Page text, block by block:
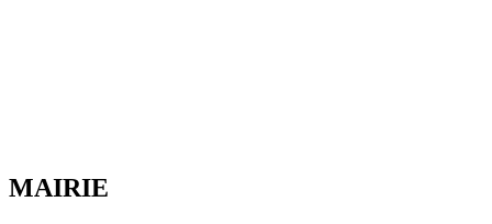
MAIRIE